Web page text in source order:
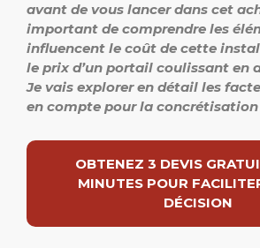
avant de vous lancer dans cet
important de comprendre les
influencent le coût de cette
le prix d’un portail coulissant en
Je vais explorer en détail les
en compte pour la concrétisation
OBTENEZ 3 DEVIS
MINUTES POUR
DÉCISION